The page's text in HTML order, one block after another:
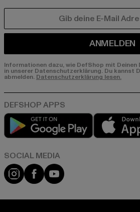
ANMELDEN
Informationen dazu, wie DefShop mit
in unserer Datenschutzerklärung. Du kannst
abmelden. Datenschutzerklärung lesen.
Play market
Instagram
FacebookYouTube